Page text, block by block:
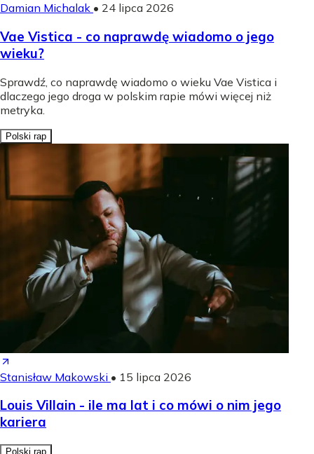
Damian Michalak • 24 lipca 2026
Vae Vistica - co naprawdę wiadomo o jego
wieku?
Sprawdź, co naprawdę wiadomo o wieku Vae Vistica i
dlaczego jego droga w polskim rapie mówi więcej niż
metryka.
Polski rap
Stanisław Makowski • 15 lipca 2026
Louis Villain - ile ma lat i co mówi o nim jego
kariera
Polski rap